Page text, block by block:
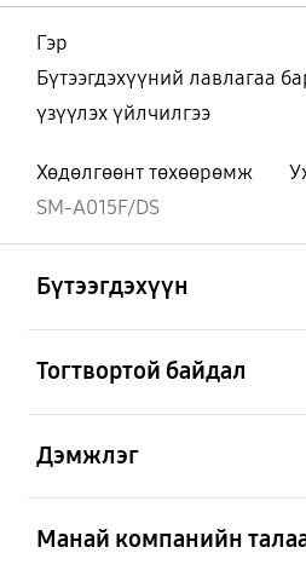
Гэр
Бүтээгдэхүүний лавлагаа
үзүүлэх үйлчилгээ
Хөдөлгөөнт төхөөрөмж
SM-A015F/DS
Бүтээгдэхүүн
Тогтвортой байдал
Дэмжлэг
Манай компанийн